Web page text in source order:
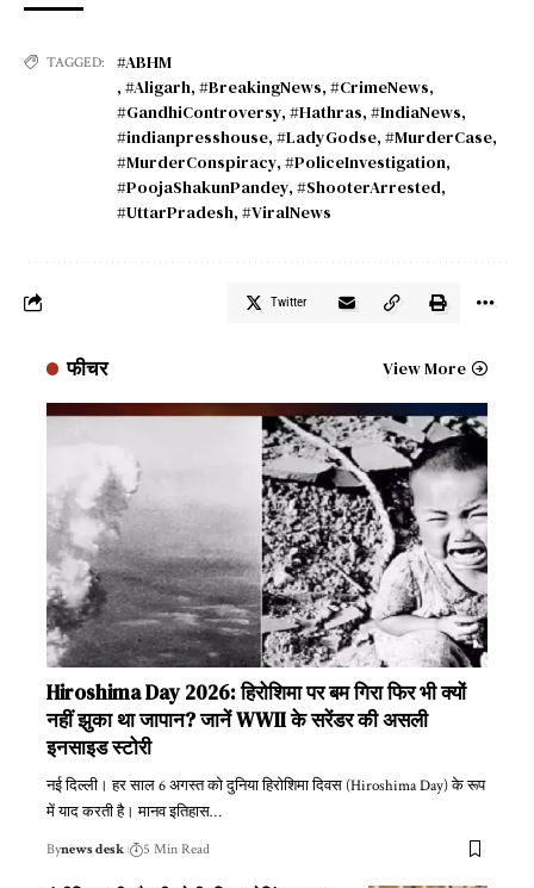
TAGGED:
#ABHM
, #Aligarh, #BreakingNews, #CrimeNews,
#GandhiControversy, #Hathras, #IndiaNews,
#indianpresshouse, #LadyGodse, #MurderCase,
#MurderConspiracy, #PoliceInvestigation,
#PoojaShakunPandey, #ShooterArrested,
#UttarPradesh, #ViralNews
Twitter
फीचर View More
Hiroshima Day 2026: हिरोशिमा पर बम गिरा फिर भी क्यों
नहीं झुका था जापान? जानें WWII के सरेंडर की असली
इनसाइड स्टोरी
नई दिल्ली। हर साल 6 अगस्त को दुनिया हिरोशिमा दिवस (Hiroshima Day) के रूप
में याद करती है। मानव इतिहास…
Bynews desk 5 Min Read